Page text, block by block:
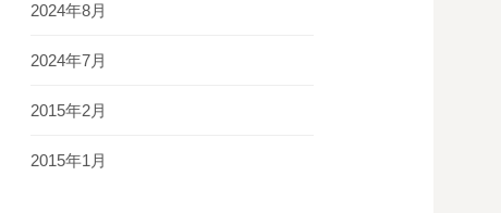
2024年8月
2024年7月
2015年2月
2015年1月